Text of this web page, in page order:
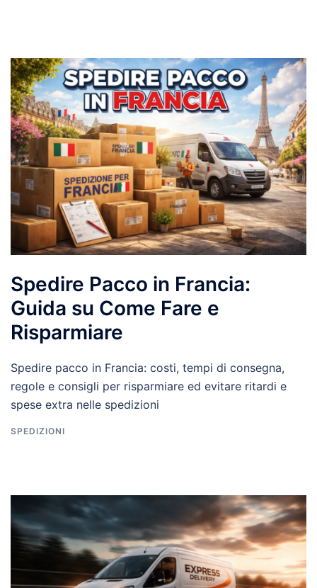
Spedire Pacco in Francia:
Guida su Come Fare e
Risparmiare
Spedire pacco in Francia: costi, tempi di consegna,
regole e consigli per risparmiare ed evitare ritardi e
spese extra nelle spedizioni
SPEDIZIONI